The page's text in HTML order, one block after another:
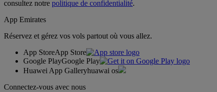
consultez notre politique de confidentialité.
App Emirates
Réservez et gérez vos vols partout où vous allez.
App StoreApp Store
Google PlayGoogle Play
Huawei App Galleryhuawai os
Connectez-vous avec nous